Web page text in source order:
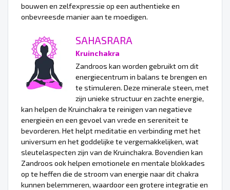
bouwen en zelfexpressie op een authentieke en
onbevreesde manier aan te moedigen.
SAHASRARA
Kruinchakra
Zandroos kan worden gebruikt om dit
energiecentrum in balans te brengen en
te stimuleren. Deze minerale steen, met
zijn unieke structuur en zachte energie,
kan helpen de Kruinchakra te reinigen van negatieve
energieën en een gevoel van vrede en sereniteit te
bevorderen. Het helpt meditatie en verbinding met het
universum en het goddelijke te vergemakkelijken, wat
sleutelaspecten zijn van de Kruinchakra. Bovendien kan
Zandroos ook helpen emotionele en mentale blokkades
op te heffen die de stroom van energie naar dit chakra
kunnen belemmeren, waardoor een grotere integratie en